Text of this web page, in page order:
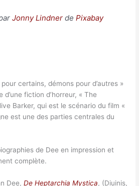
Jonny Lindner dePixabay
certains, démons pour d’autres »
fiction d’horreur, « The
Barker, qui est le scénario du film «
est une des parties centrales du
de Dee en impression et
complète.
Dee,De Heptarchia Mystica, (Diuinis,